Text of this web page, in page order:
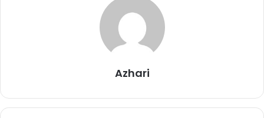
Azhari